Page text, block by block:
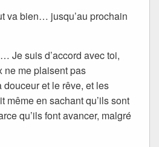
va bien… jusqu’au prochain
Je suis d’accord avec toi,
ne me plaisent pas
et le rêve, et les
même en sachant qu’ils sont
qu’ils font avancer, malgré